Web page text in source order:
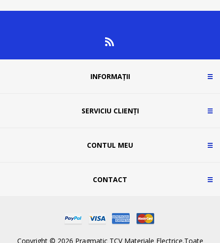
INFORMAȚII
SERVICIU CLIENȚI
CONTUL MEU
CONTACT
Copyright © 2026 Pragmatic TCV Materiale Electrice.Toate